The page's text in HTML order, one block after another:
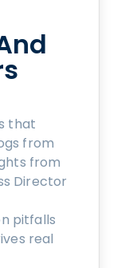
that
from
from
Director
pitfalls
real